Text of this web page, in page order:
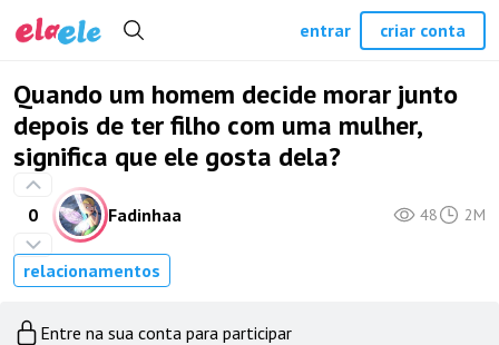
Quando um homem decide morar junto
depois de ter filho com uma mulher,
significa que ele gosta dela?
0 Fadinhaa 48 2M
relacionamentos
Entre na sua conta para participar
entrar criar conta